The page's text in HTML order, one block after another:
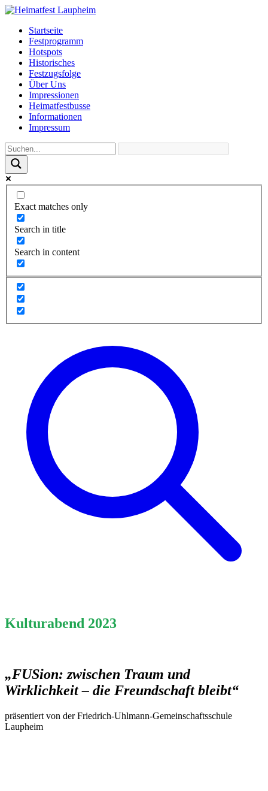
Startseite
Festprogramm
Hotspots
Historisches
Festzugsfolge
Über Uns
Impressionen
Heimatfestbusse
Informationen
Impressum
Exact matches only
Search in title
Search in content
Kulturabend 2023
„FUSion: zwischen Traum und
Wirklichkeit – die Freundschaft bleibt“
präsentiert von der Friedrich-Uhlmann-Gemeinschaftsschule
Laupheim